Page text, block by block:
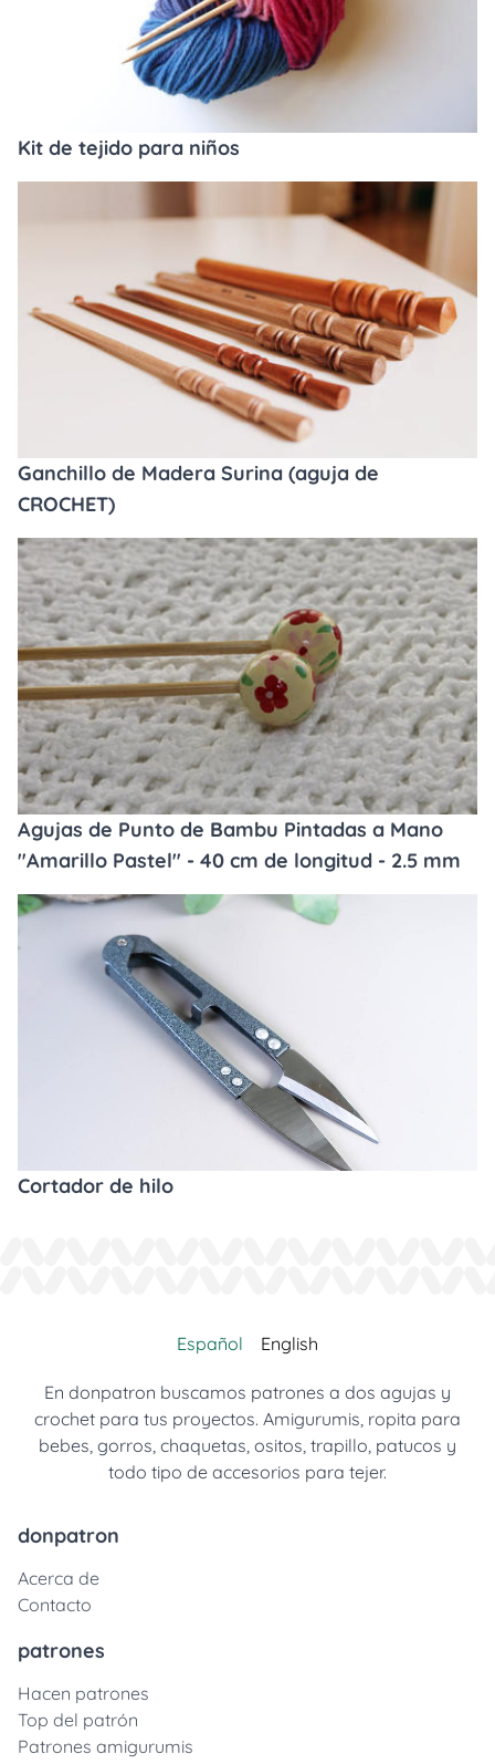
Kit de tejido para niños
Ganchillo de Madera Surina (aguja de
CROCHET)
Agujas de Punto de Bambu Pintadas a Mano
"Amarillo Pastel" - 40 cm de longitud - 2.5 mm
Cortador de hilo
Español English
En donpatron buscamos patrones a dos agujas y
crochet para tus proyectos. Amigurumis, ropita para
bebes, gorros, chaquetas, ositos, trapillo, patucos y
todo tipo de accesorios para tejer.
donpatron
Acerca de
Contacto
patrones
Hacen patrones
Top del patrón
Patrones amigurumis